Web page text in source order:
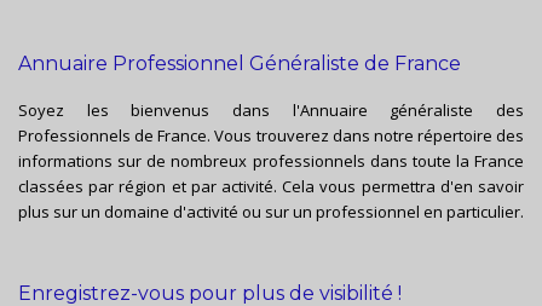
Annuaire Professionnel Généraliste de France
Soyez les bienvenus dans l'Annuaire généraliste des
Professionnels de France. Vous trouverez dans notre répertoire des
informations sur de nombreux professionnels dans toute la France
classées par région et par activité. Cela vous permettra d'en savoir
plus sur un domaine d'activité ou sur un professionnel en particulier.
Enregistrez-vous pour plus de visibilité !